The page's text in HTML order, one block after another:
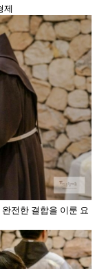
제
전한 결합을 이룬 요